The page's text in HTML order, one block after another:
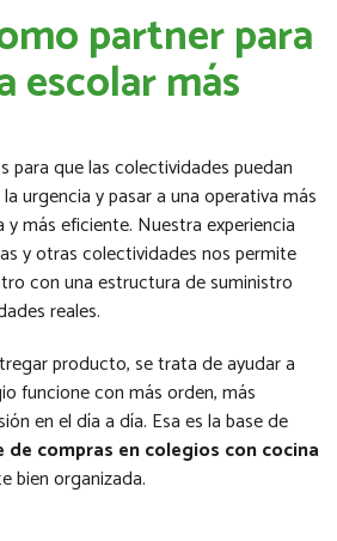
partner para
escolar más
para que las colectividades puedan
urgencia y pasar a una operativa más
y más eficiente. Nuestra experiencia
y otras colectividades nos permite
con una estructura de suministro
reales.
producto, se trata de ayudar a
funcione con más orden, más
en el día a día. Esa es la base de
compras en colegios con cocina
bien organizada.